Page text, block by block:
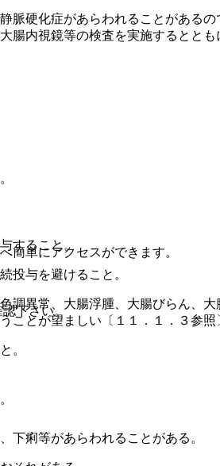
硬化症があらわれることがある
腸内視鏡等の検査を実施するとと
すること。
投与を避けること。
異常、大腸浮腫、大腸びらん、
ことが望ましい〔１１．１．３参照
。
痢等があらわれることがある。
簡単にアクセスができます。
下さい。